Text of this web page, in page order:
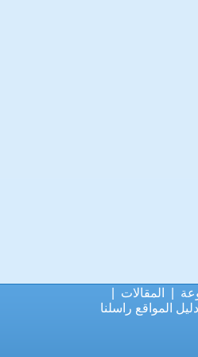
المقالات
دليل المواقع راسلنا